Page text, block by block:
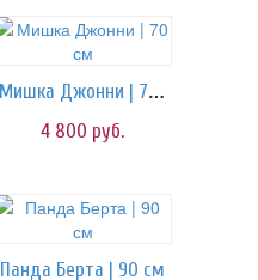
Мишка Джонни | 70 см
4 800 руб.
Панда Берта | 90 см